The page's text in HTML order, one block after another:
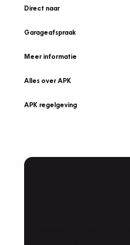
Direct naar
Garageafspraak
Meer informatie
Alles over APK
APK regelgeving